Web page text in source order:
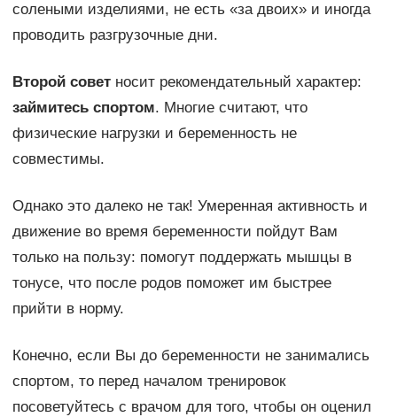
солеными изделиями, не есть «за двоих» и иногда
проводить разгрузочные дни.
Второй советносит рекомендательный характер:
займитесь спортом. Многие считают, что
физические нагрузки и беременность не
совместимы.
Однако это далеко не так! Умеренная активность и
движение во время беременности пойдут Вам
только на пользу: помогут поддержать мышцы в
тонусе, что после родов поможет им быстрее
прийти в норму.
Конечно, если Вы до беременности не занимались
спортом, то перед началом тренировок
посоветуйтесь с врачом для того, чтобы он оценил